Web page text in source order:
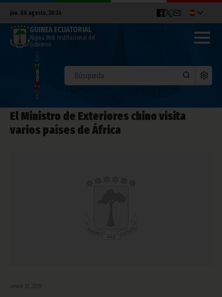
jue. 06 agosto, 20:34
GUINEA ECUATORIAL
Página Web Institucional del
Gobierno
El Ministro de Exteriores chino visita
varios países de África
enero 13, 2015